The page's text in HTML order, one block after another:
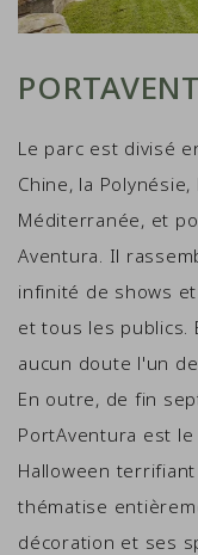
Le parc est divisé
Chine, la
Méditerranée, et
Aventura. Il
infinité de shows
et tous les publics.
aucun doute l'un
En outre, de fin
PortAventura est
Halloween
thématise
décoration et ses